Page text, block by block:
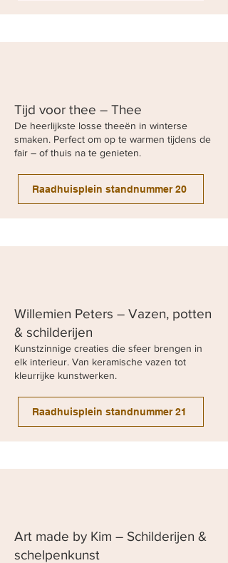
Tijd voor thee – Thee
De heerlijkste losse theeën in winterse
smaken. Perfect om op te warmen tijdens de
fair – of thuis na te genieten.
Raadhuisplein standnummer 20
Willemien Peters – Vazen, potten
& schilderijen
Kunstzinnige creaties die sfeer brengen in
elk interieur. Van keramische vazen tot
kleurrijke kunstwerken.
Raadhuisplein standnummer 21
Art made by Kim – Schilderijen &
schelpenkunst